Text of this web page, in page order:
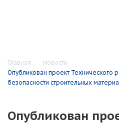
Главная
Новости
Опубликован проект Технического
безопасности строительных
Опубликован